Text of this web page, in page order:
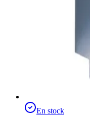
En stock